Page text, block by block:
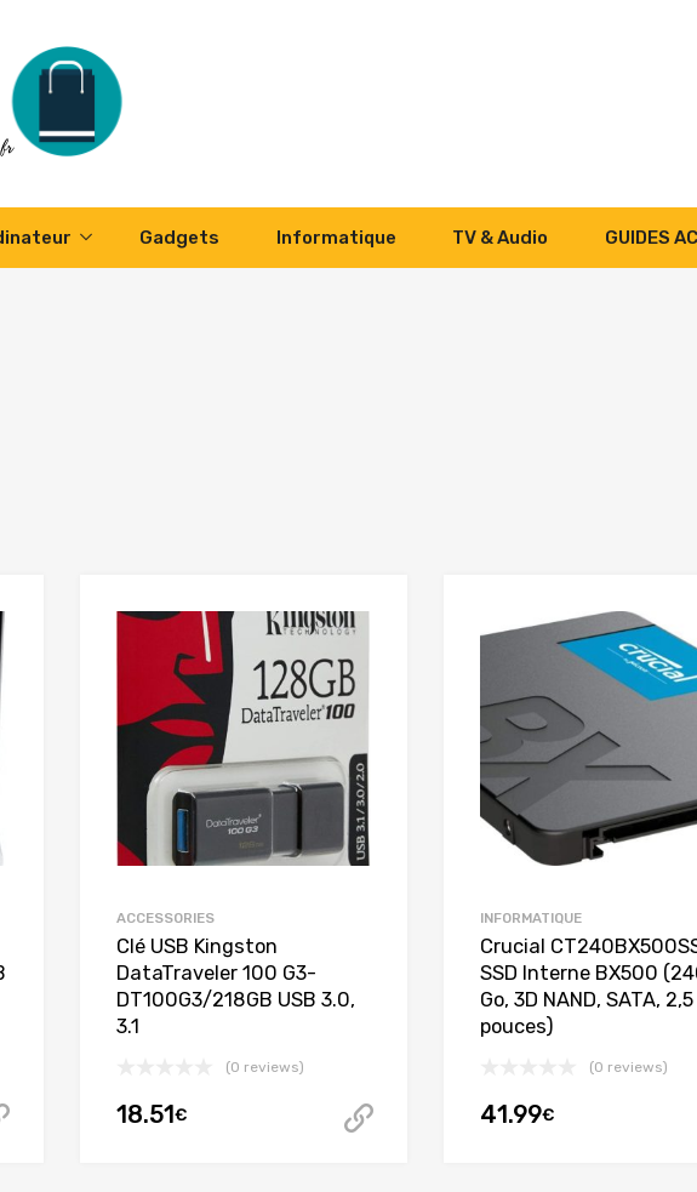
Gadgets Informatique TV & Audio GUIDES
Acheter cet article
ACCESSORIES
Clé USB Kingston
DataTraveler 100 G3-
DT100G3/218GB USB 3.0,
3.1
(0 reviews)
18.51 € Voir sur Amazon
INFORMATIQUE
Crucial
SSD Interne BX500
Go, 3D NAND, SATA, 2,5
pouces)
(0 reviews)
41.99€